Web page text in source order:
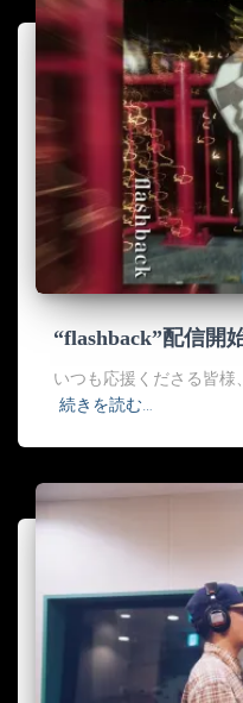
“flashback”配信開
いつも応援くださる皆
続きを読む…